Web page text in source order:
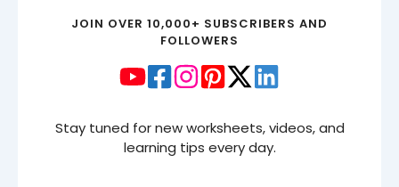
JOIN OVER 10,000+ SUBSCRIBERS AND
FOLLOWERS
Stay tuned for new worksheets, videos, and
learning tips every day.